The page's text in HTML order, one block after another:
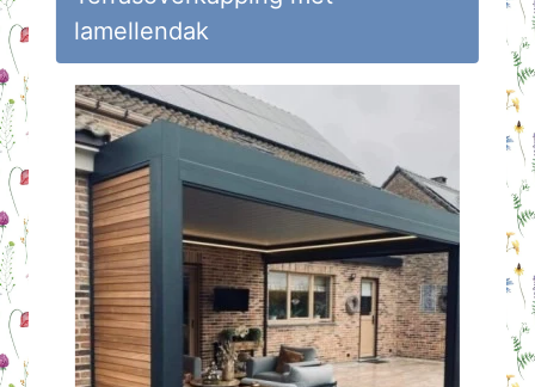
lamellendak